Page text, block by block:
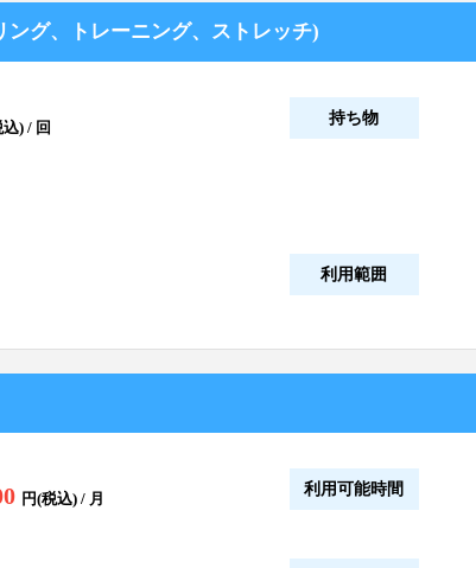
グ、トレーニング、ストレッチ)
) / 回
持ち物
利用範囲
円(税込) / 月
利用可能時間